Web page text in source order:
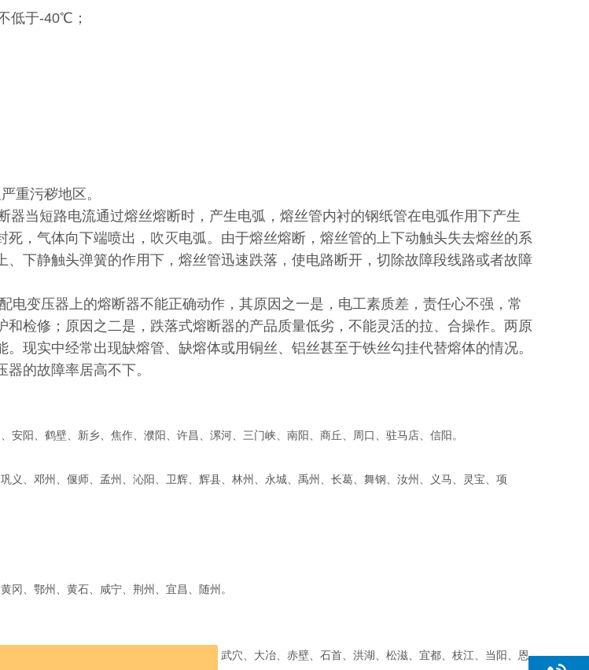
低于-40℃；
重污秽地区。
器当短路电流通过熔丝熔断时，产生电弧，熔丝管内衬的钢纸管在电弧作用下产生
死，气体向下端喷出，吹灭电弧。由于熔丝熔断，熔丝管的上下动触头失去熔丝的系
、下静触头弹簧的作用下，熔丝管迅速跌落，使电路断开，切除故障段线路或者故障
电变压器上的熔断器不能正确动作，其原因之一是，电工素质差，责任心不强，常
和检修；原因之二是，跌落式熔断器的产品质量低劣，不能灵活的拉、合操作。两原
。现实中经常出现缺熔管、缺熔体或用铜丝、铝丝甚至于铁丝勾挂代替熔体的情况。
的故障率居高不下。
安阳、鹤壁、新乡、焦作、濮阳、许昌、漯河、三门峡、南阳、商丘、周口、驻马店、信阳。
义、邓州、偃师、孟州、沁阳、卫辉、辉县、林州、永城、禹州、长葛、舞钢、汝州、义马、灵宝、项
冈、鄂州、黄石、咸宁、荆州、宜昌、随州。
、钟祥、汉川、应城、安陆、广水、麻城、武穴、大冶、赤壁、石首、洪湖、松滋、宜都、枝江、当阳、恩